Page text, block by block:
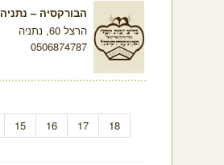
הבורקסיה – נתניה
הרצל 60, נתניה
0506874787
15 16 17
18